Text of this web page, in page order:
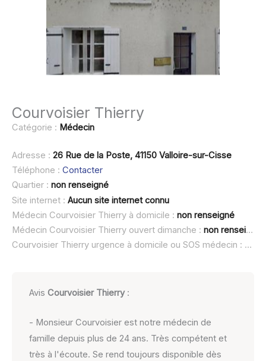
Courvoisier Thierry
Catégorie : Médecin
Adresse : 26 Rue de la Poste, 41150 Valloire-sur-Cisse
Téléphone : Contacter
Quartier : non renseigné
Site internet : Aucun site internet connu
Médecin Courvoisier Thierry à domicile : non renseigné
Médecin Courvoisier Thierry ouvert dimanche : non renseigné
Courvoisier Thierry urgence à domicile ou SOS médecin :
non
AvisCourvoisier Thierry:
- Monsieur Courvoisier est notre médecin de
famille depuis plus de 24 ans. Très compétent et
très à l'écoute. Se rend toujours disponible dès